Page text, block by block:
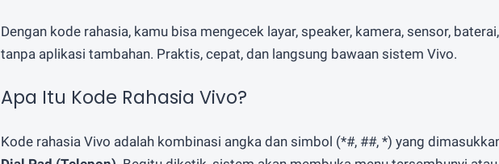
Dengan kode rahasia, kamu bisa mengecek layar, speaker, kamera, sensor,
tanpa aplikasi tambahan. Praktis, cepat, dan langsung bawaan sistem Vivo.
Apa Itu Kode Rahasia Vivo?
Kode rahasia Vivo adalah kombinasi angka dan simbol (*#, ##, *) yang